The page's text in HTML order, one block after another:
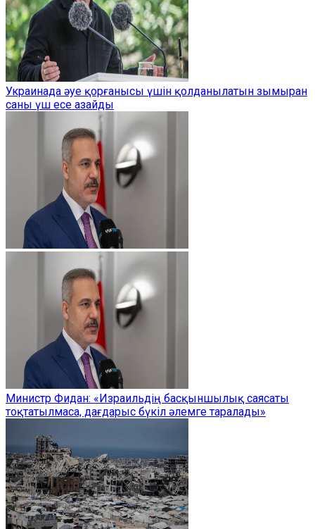
Украинада әуе қорғанысы үшін қолданылатын зымыран
саны үш есе азайды
Министр Фидан: «Израильдің басқыншылық саясаты
тоқтатылмаса, дағдарыс бүкіл әлемге таралады»